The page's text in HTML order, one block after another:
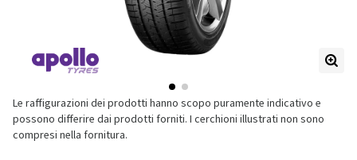
Le raffigurazioni dei prodotti hanno scopo puramente indicativo e
possono differire dai prodotti forniti. I cerchioni illustrati non sono
compresi nella fornitura.